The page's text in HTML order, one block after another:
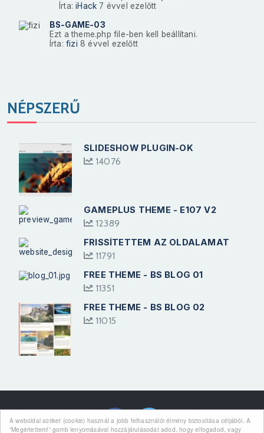
A weboldal sütiket (cookie) használ a jobb felhasználói élmény biztosítása céljából. A
“Megértettem!” gomb lenyomásával hozzájárulásodat adod, hogy elfogadod, vagy
Írta:iHack 7 évvel ezelőtt
BS-GAME-03
Ezt a theme.php file-ben kell beállítani.
Írta:fizi 8 évvel ezelőtt
NÉPSZERŰ
SLIDESHOW PLUGIN-OK
14076
GAMEPLUS THEME - E107 V2
12389
FRISSÍTETTEM AZ OLDALAMAT
11791
FREE THEME - BS BLOG 01
11351
FREE THEME - BS BLOG 02
11015
Kövess Minket